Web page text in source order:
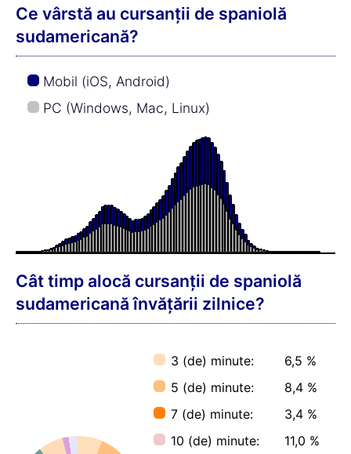
60 (de) minute: 6,6 %
Cu cât mai repede se poate învăța
limba spaniolă sudamericană cu
ajutorul muzicii pentru Superînvățare?
Atât durează, în medie, învățarea a spaniolă
sudamericană (de) cuvinte în cadrul antrenorului
de zi cu zi, cu ajutorul metodei de învățare a
memoriei pe termen lung:
♫ + 1.000 = 11,2 (de) ore
2.000 = 34,2 (de) ore